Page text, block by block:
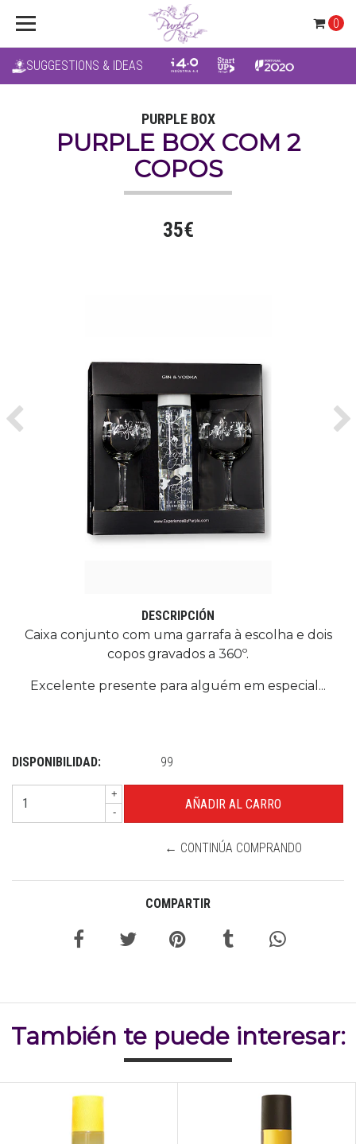
SUGGESTIONS & IDEAS
0
PURPLE BOX
PURPLE BOX COM 2
COPOS
35€
Previous
DESCRIPCIÓN
Caixa conjunto com uma garrafa à escolha e dois
copos gravados a 360º.
Excelente presente para alguém em especial...
DISPONIBILIDAD: 99
+
-
← CONTINÚA COMPRANDO
COMPARTIR
También te puede interesar: